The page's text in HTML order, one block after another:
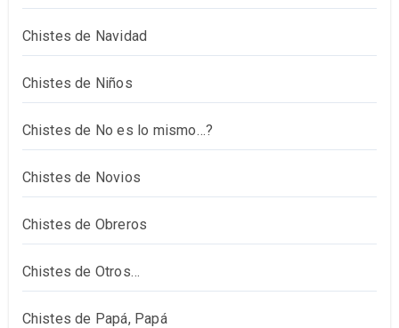
Chistes de Navidad
Chistes de Niños
Chistes de No es lo mismo…?
Chistes de Novios
Chistes de Obreros
Chistes de Otros…
Chistes de Papá, Papá